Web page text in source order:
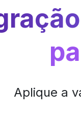
Aplique a